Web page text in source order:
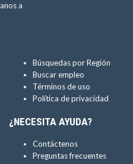
a
Búsquedas por Región
Buscar empleo
Términos de uso
Política de privacidad
¿NECESITA AYUDA?
Contáctenos
Preguntas frecuentes